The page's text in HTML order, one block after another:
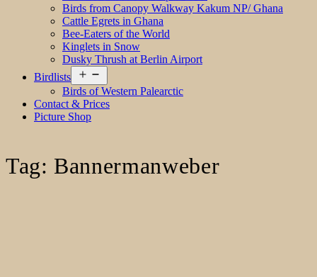
Birds from Canopy Walkway Kakum NP/ Ghana
Cattle Egrets in Ghana
Bee-Eaters of the World
Kinglets in Snow
Dusky Thrush at Berlin Airport
Birdlists
menu
Birds of Western Palearctic
Contact & Prices
Picture Shop
Tag: Bannermanweber